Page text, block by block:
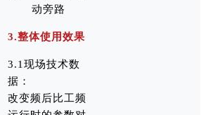
动旁路
3.整体使用效果
3.1现场技术数
据：
改变频后比工频